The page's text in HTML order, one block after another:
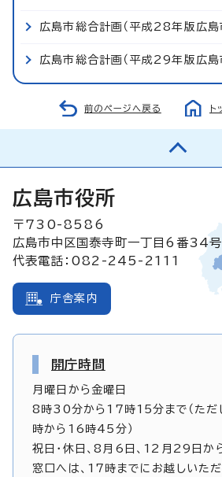
広島市総合計画（平成28年版広島
広島市総合計画（平成29年版広島
前のページへ戻る ト
広島市役所
〒730-8586
広島市中区国泰寺町一丁目6番34号
代表電話：082-245-2111
庁舎案内
開庁時間
月曜日から金曜日
8時30分から17時15分まで（ただ
時から16時45分）
祝日・休日、8月6日、12月29日か
窓口へは、17時までにお越しいた